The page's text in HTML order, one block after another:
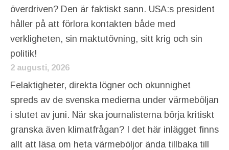
överdriven? Den är faktiskt sann. USA:s president
håller på att förlora kontakten både med
verkligheten, sin maktutövning, sitt krig och sin
politik!
2 augusti, 2026
Felaktigheter, direkta lögner och okunnighet
spreds av de svenska medierna under värmeböljan
i slutet av juni. När ska journalisterna börja kritiskt
granska även klimatfrågan? I det här inlägget finns
allt att läsa om heta värmeböljor ända tillbaka till